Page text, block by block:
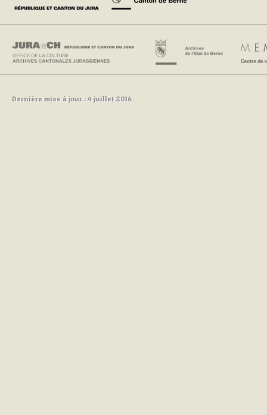
Dernière mise à jour : 4 juillet 2016